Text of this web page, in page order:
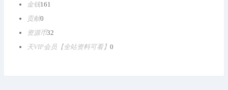
金钱161
贡献0
资源币32
天VIP会员【全站资料可看】 0